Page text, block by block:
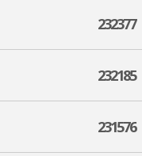
232377
232185
231576